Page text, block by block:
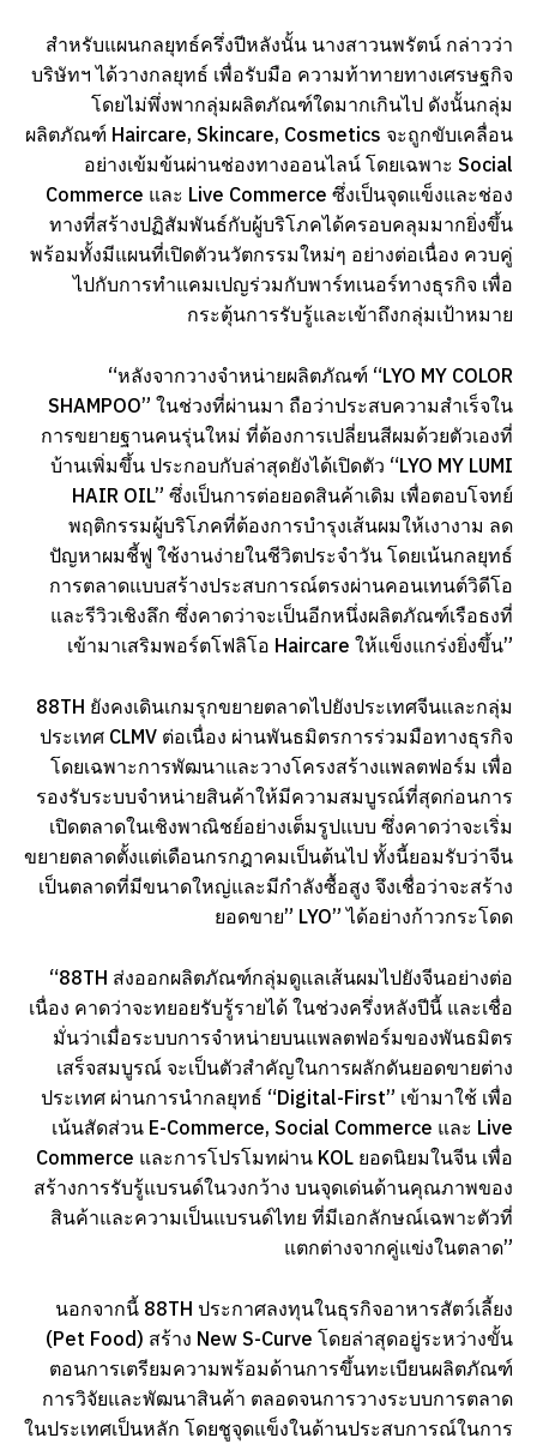
สำหรับแผนกลยุทธ์ครึ่งปีหลังนั้น นางสาวนพรัตน์ กล่าวว่า
บริษัทฯ ได้วางกลยุทธ์ เพื่อรับมือ ความท้าทายทางเศรษฐกิจ
โดยไม่พึ่งพากลุ่มผลิตภัณฑ์ใดมากเกินไป ดังนั้นกลุ่ม
ผลิตภัณฑ์ Haircare, Skincare, Cosmetics จะถูกขับเคลื่อน
อย่างเข้มข้นผ่านช่องทางออนไลน์ โดยเฉพาะ Social
Commerce และ Live Commerce ซึ่งเป็นจุดแข็งและช่อง
ทางที่สร้างปฏิสัมพันธ์กับผู้บริโภคได้ครอบคลุมมากยิ่งขึ้น
พร้อมทั้งมีแผนที่เปิดตัวนวัตกรรมใหม่ๆ อย่างต่อเนื่อง ควบคู่
ไปกับการทำแคมเปญร่วมกับพาร์ทเนอร์ทางธุรกิจ เพื่อ
กระตุ้นการรับรู้และเข้าถึงกลุ่มเป้าหมาย
“หลังจากวางจำหน่ายผลิตภัณฑ์ “LYO MY COLOR
SHAMPOO” ในช่วงที่ผ่านมา ถือว่าประสบความสำเร็จใน
การขยายฐานคนรุ่นใหม่ ที่ต้องการเปลี่ยนสีผมด้วยตัวเองที่
บ้านเพิ่มขึ้น ประกอบกับล่าสุดยังได้เปิดตัว “LYO MY LUMI
HAIR OIL” ซึ่งเป็นการต่อยอดสินค้าเดิม เพื่อตอบโจทย์
พฤติกรรมผู้บริโภคที่ต้องการบำรุงเส้นผมให้เงางาม ลด
ปัญหาผมชี้ฟู ใช้งานง่ายในชีวิตประจำวัน โดยเน้นกลยุทธ์
การตลาดแบบสร้างประสบการณ์ตรงผ่านคอนเทนต์วิดีโอ
และรีวิวเชิงลึก ซึ่งคาดว่าจะเป็นอีกหนึ่งผลิตภัณฑ์เรือธงที่
เข้ามาเสริมพอร์ตโฟลิโอ Haircare ให้แข็งแกร่งยิ่งขึ้น”
88TH ยังคงเดินเกมรุกขยายตลาดไปยังประเทศจีนและกลุ่ม
ประเทศ CLMV ต่อเนื่อง ผ่านพันธมิตรการร่วมมือทางธุรกิจ
โดยเฉพาะการพัฒนาและวางโครงสร้างแพลตฟอร์ม เพื่อ
รองรับระบบจำหน่ายสินค้าให้มีความสมบูรณ์ที่สุดก่อนการ
เปิดตลาดในเชิงพาณิชย์อย่างเต็มรูปแบบ ซึ่งคาดว่าจะเริ่ม
ขยายตลาดตั้งแต่เดือนกรกฎาคมเป็นต้นไป ทั้งนี้ยอมรับว่าจีน
เป็นตลาดที่มีขนาดใหญ่และมีกำลังซื้อสูง จึงเชื่อว่าจะสร้าง
ยอดขาย” LYO” ได้อย่างก้าวกระโดด
“88TH ส่งออกผลิตภัณฑ์กลุ่มดูแลเส้นผมไปยังจีนอย่างต่อ
เนื่อง คาดว่าจะทยอยรับรู้รายได้ ในช่วงครึ่งหลังปีนี้ และเชื่อ
มั่นว่าเมื่อระบบการจำหน่ายบนแพลตฟอร์มของพันธมิตร
เสร็จสมบูรณ์ จะเป็นตัวสำคัญในการผลักดันยอดขายต่าง
ประเทศ ผ่านการนำกลยุทธ์ “Digital-First” เข้ามาใช้ เพื่อ
เน้นสัดส่วน E-Commerce, Social Commerce และ Live
Commerce และการโปรโมทผ่าน KOL ยอดนิยมในจีน เพื่อ
สร้างการรับรู้แบรนด์ในวงกว้าง บนจุดเด่นด้านคุณภาพของ
สินค้าและความเป็นแบรนด์ไทย ที่มีเอกลักษณ์เฉพาะตัวที่
แตกต่างจากคู่แข่งในตลาด”
นอกจากนี้ 88TH ประกาศลงทุนในธุรกิจอาหารสัตว์เลี้ยง
(Pet Food) สร้าง New S-Curve โดยล่าสุดอยู่ระหว่างขั้น
ตอนการเตรียมความพร้อมด้านการขึ้นทะเบียนผลิตภัณฑ์
การวิจัยและพัฒนาสินค้า ตลอดจนการวางระบบการตลาด
ในประเทศเป็นหลัก โดยชูจุดแข็งในด้านประสบการณ์ในการ